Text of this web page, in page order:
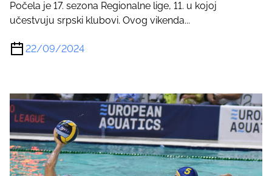
Počela je 17. sezona Regionalne lige, 11. u kojoj
učestvuju srpski klubovi. Ovog vikenda...
22/09/2024